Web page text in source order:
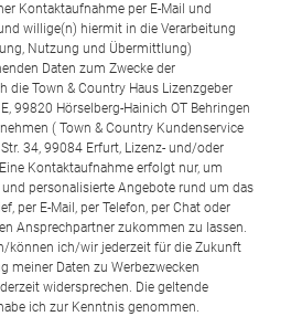
Kontaktaufnahme per E-Mail und
willige(n) hiermit in die Verarbeitung
Nutzung und Übermittlung)
Daten zum Zwecke der
die Town & Country Haus Lizenzgeber
99820 Hörselberg-Hainich OT Behringen
( Town & Country Kundenservice
34, 99084 Erfurt, Lizenz- und/oder
Kontaktaufnahme erfolgt nur, um
personalisierte Angebote rund um das
per E-Mail, per Telefon, per Chat oder
Ansprechpartner zukommen zu lassen.
können ich/wir jederzeit für die Zukunft
meiner Daten zu Werbezwecken
widersprechen. Die geltende
ich zur Kenntnis genommen.